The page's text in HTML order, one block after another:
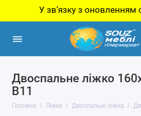
У звʼязку з оновленням сайту
Двоспальне ліжко
В11
Головна Ліжка Двоспальні ліжка